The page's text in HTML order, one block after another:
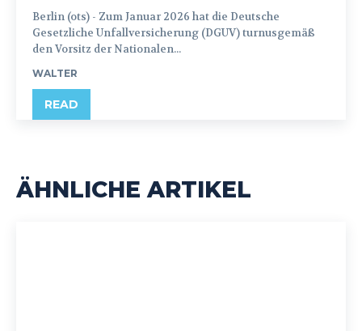
Berlin (ots) - Zum Januar 2026 hat die Deutsche
Gesetzliche Unfallversicherung (DGUV) turnusgemäß
den Vorsitz der Nationalen...
WALTER
READ
ÄHNLICHE ARTIKEL